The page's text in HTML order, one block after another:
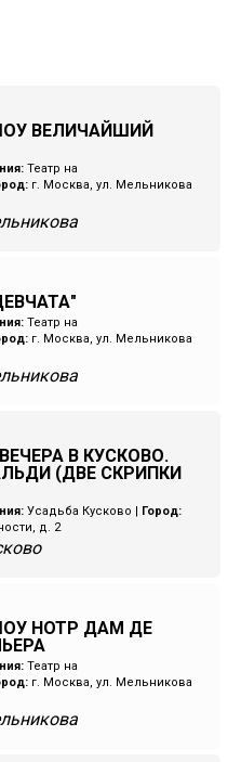
ВЕЛИЧАЙШИЙ
Театр на
г. Москва, ул. Мельникова
Театр на
г. Москва, ул. Мельникова
В КУСКОВО.
(ДВЕ СКРИПКИ
Усадьба Кусково
Город:
д. 2
НОТР ДАМ ДЕ
Театр на
г. Москва, ул. Мельникова